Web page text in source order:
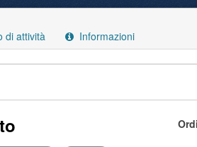
di attività Informazioni